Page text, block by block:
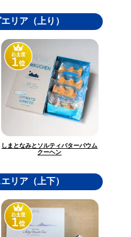
リア（上り）
しまとなみとソルティバターバウム
クーヘン
リア（上下）